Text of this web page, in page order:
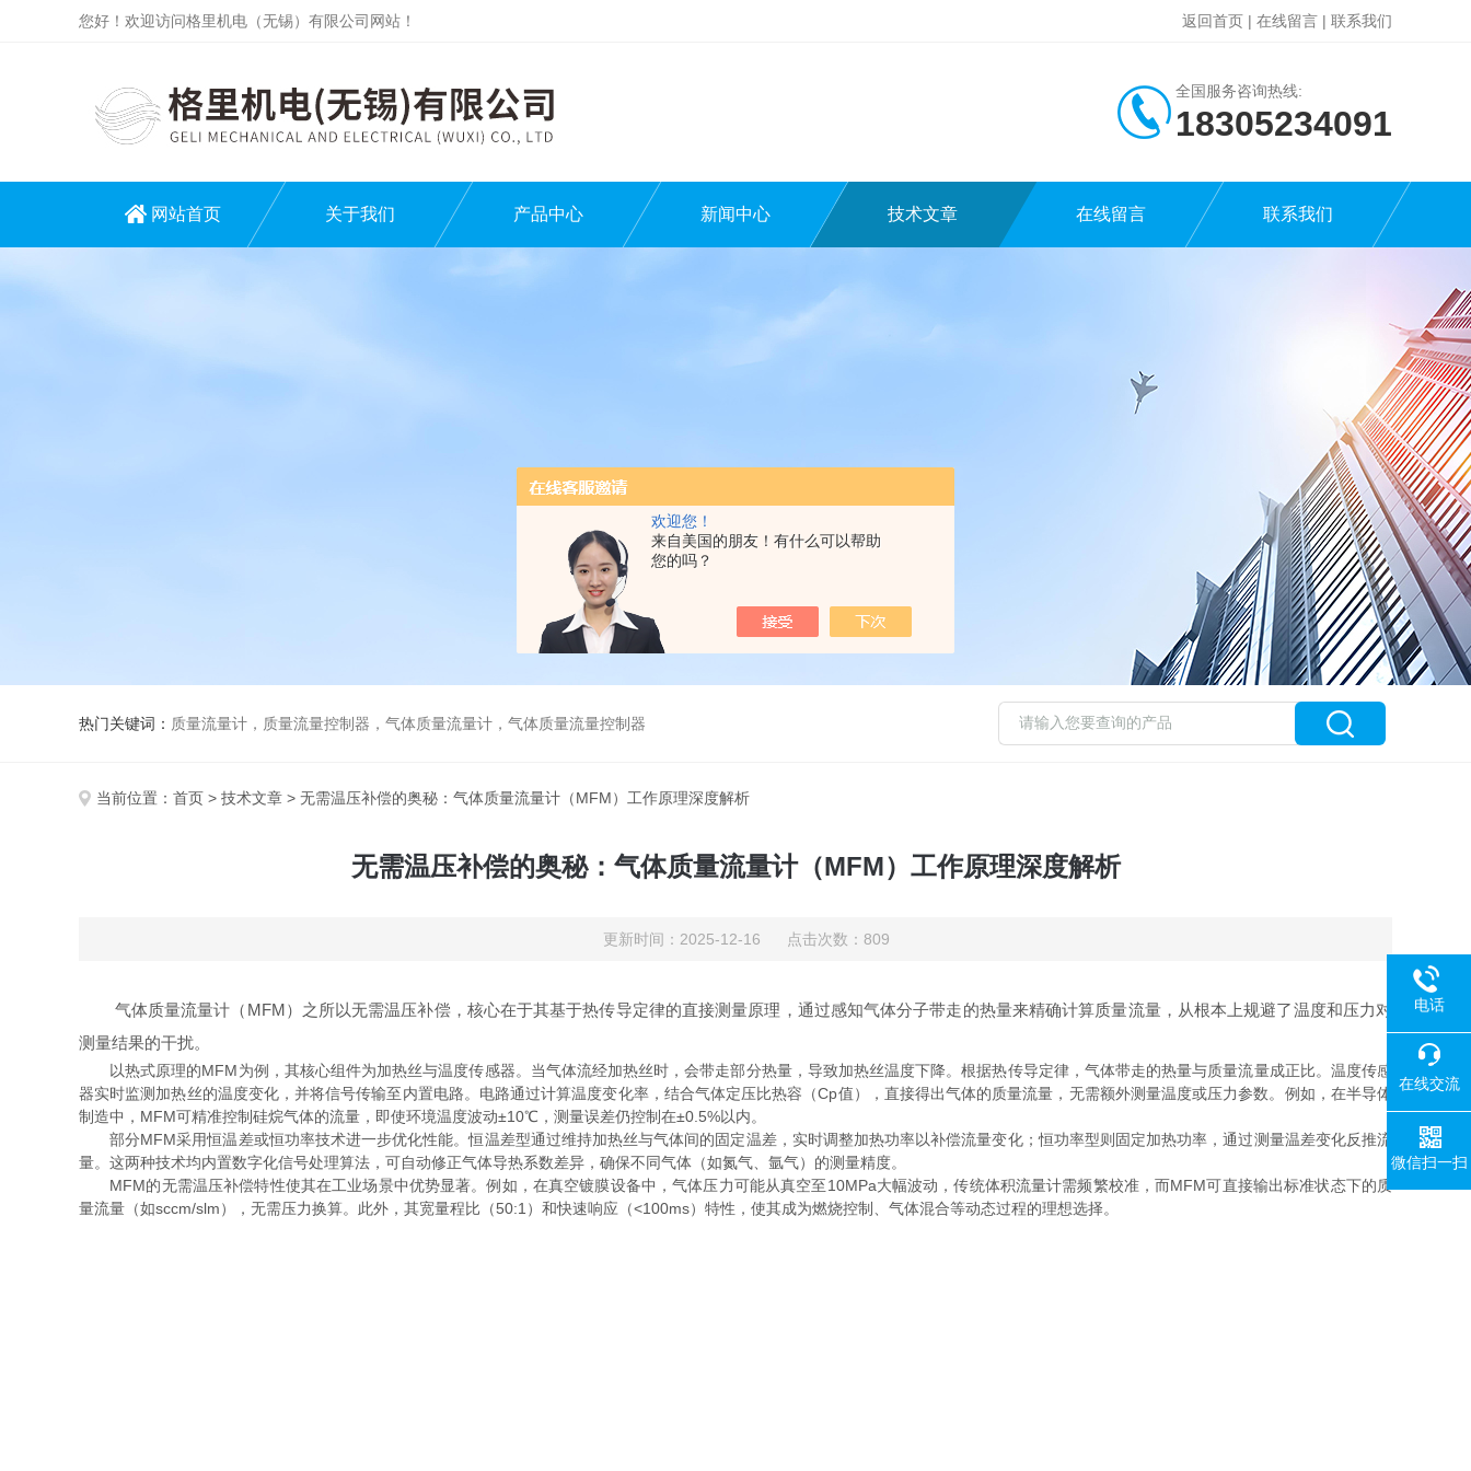
欢迎您！
来自美国的朋友！有什么可以帮助
您的吗？
您好！欢迎访问格里机电（无锡）有限公司网站！ 返回首页 | 在线留言 | 联系我们
全国服务咨询热线:
18305234091
网站首页 关于我们 产品中心 新闻中心 技术文章 在线留言 联系我们
热门关键词： 质量流量计，质量流量控制器，气体质量流量计，气体质量流量控制器
当前位置： 首页 > 技术文章 > 无需温压补偿的奥秘：气体质量流量计（MFM）工作原理深度解析
无需温压补偿的奥秘：气体质量流量计（MFM）工作原理深度解析
更新时间：2025-12-16 点击次数：809
气体质量流量计（MFM）之所以无需温压补偿，核心在于其基于热传导定律的直接测量原理，通过感知气体分子带走的热量来精确计算质量流量，从根本上规避了温度和压力对
测量结果的干扰。
以热式原理的MFM为例，其核心组件为加热丝与温度传感器。当气体流经加热丝时，会带走部分热量，导致加热丝温度下降。根据热传导定律，气体带走的热量与质量流量成正比。温度传感
器实时监测加热丝的温度变化，并将信号传输至内置电路。电路通过计算温度变化率，结合气体定压比热容（Cp值），直接得出气体的质量流量，无需额外测量温度或压力参数。例如，在半导体
制造中，MFM可精准控制硅烷气体的流量，即使环境温度波动±10℃，测量误差仍控制在±0.5%以内。
部分MFM采用恒温差或恒功率技术进一步优化性能。恒温差型通过维持加热丝与气体间的固定温差，实时调整加热功率以补偿流量变化；恒功率型则固定加热功率，通过测量温差变化反推流
量。这两种技术均内置数字化信号处理算法，可自动修正气体导热系数差异，确保不同气体（如氮气、氩气）的测量精度。
MFM的无需温压补偿特性使其在工业场景中优势显著。例如，在真空镀膜设备中，气体压力可能从真空至10MPa大幅波动，传统体积流量计需频繁校准，而MFM可直接输出标准状态下的质
量流量（如sccm/slm），无需压力换算。此外，其宽量程比（50:1）和快速响应（<100ms）特性，使其成为燃烧控制、气体混合等动态过程的理想选择。
电话
在线交流
微信扫一扫